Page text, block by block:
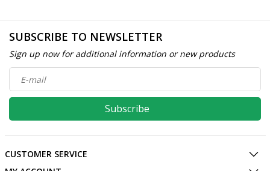
SUBSCRIBE TO NEWSLETTER
Sign up now for additional information or new products
Subscribe
CUSTOMER SERVICE